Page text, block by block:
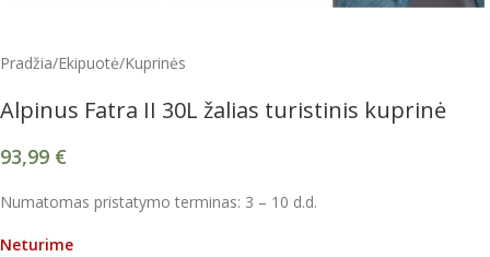
Pradžia/Ekipuotė/Kuprinės
Alpinus Fatra II 30L žalias turistinis kuprinė
93,99 €
Numatomas pristatymo terminas: 3 – 10 d.d.
Neturime